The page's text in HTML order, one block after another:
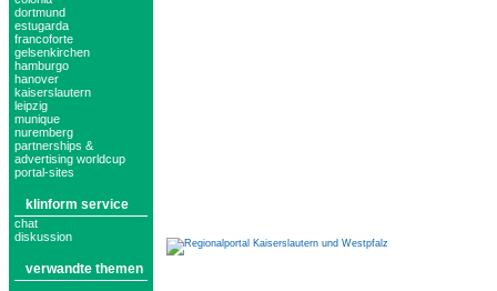
dortmund
estugarda
francoforte
gelsenkirchen
hamburgo
hanover
kaiserslautern
leipzig
munique
nuremberg
partnerships &
advertising worldcup
portal-sites
klinform service
chat
diskussion
verwandte themen